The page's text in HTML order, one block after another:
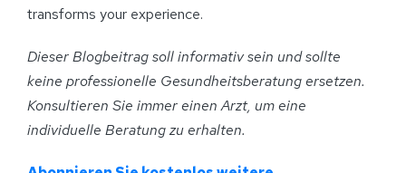
transforms your experience.
Dieser Blogbeitrag soll informativ sein und sollte
keine professionelle Gesundheitsberatung ersetzen.
Konsultieren Sie immer einen Arzt, um eine
individuelle Beratung zu erhalten.